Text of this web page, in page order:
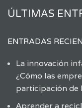
ÚLTIMAS
ENTRADAS
La innovación
¿Cómo las
participación de
Aprender a